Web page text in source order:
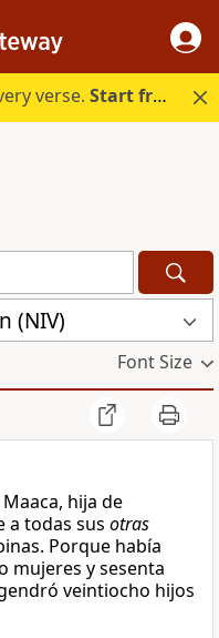
verse.Start free.
(NIV)
Font Size
hija de
a todas sus otras
Porque había
mujeres y sesenta
veintiocho hijos